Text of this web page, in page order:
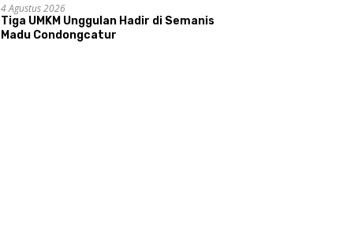
Sakinah Adalah Agama
4 Agustus 2026
Tiga UMKM Unggulan Hadir di Semanis
Madu Condongcatur